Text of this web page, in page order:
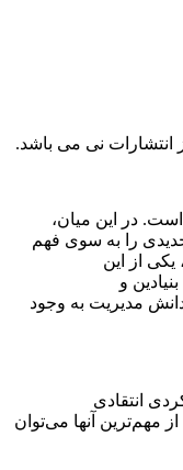
انتشارات نی می باشد.
در این میان،
را به سوی فهم
از این
و
مدیریت به وجود
انتقادی
مهم‌ترین آنها می‌توان